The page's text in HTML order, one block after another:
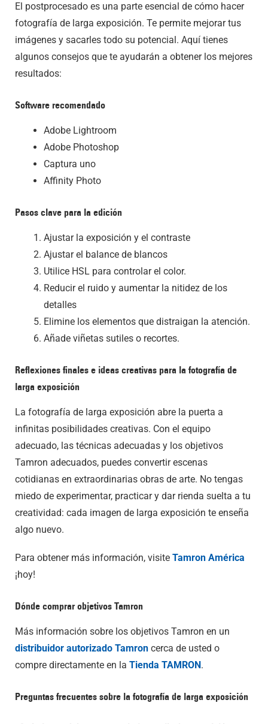
El postprocesado es una parte esencial de cómo hacer
fotografía de larga exposición. Te permite mejorar tus
imágenes y sacarles todo su potencial. Aquí tienes
algunos consejos que te ayudarán a obtener los mejores
resultados:
Software recomendado
Adobe Lightroom
Adobe Photoshop
Captura uno
Affinity Photo
Pasos clave para la edición
Ajustar la exposición y el contraste
Ajustar el balance de blancos
Utilice HSL para controlar el color.
Reducir el ruido y aumentar la nitidez de los
detalles
Elimine los elementos que distraigan la atención.
Añade viñetas sutiles o recortes.
Reflexiones finales e ideas creativas para la fotografía de
larga exposición
La fotografía de larga exposición abre la puerta a
infinitas posibilidades creativas. Con el equipo
adecuado, las técnicas adecuadas y los objetivos
Tamron adecuados, puedes convertir escenas
cotidianas en extraordinarias obras de arte. No tengas
miedo de experimentar, practicar y dar rienda suelta a tu
creatividad: cada imagen de larga exposición te enseña
algo nuevo.
Para obtener más información, visite Tamron América
¡hoy!
Dónde comprar objetivos Tamron
Más información sobre los objetivos Tamron en un
distribuidor autorizado Tamron cerca de usted o
compre directamente en la Tienda TAMRON.
Preguntas frecuentes sobre la fotografía de larga exposición